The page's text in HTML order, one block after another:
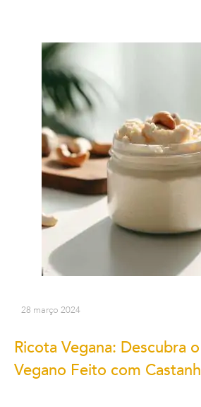
28 março 2024
Ricota Vegana: Descubra
Vegano Feito com